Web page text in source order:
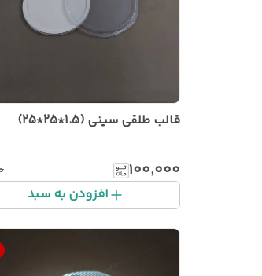
قالب طلقی سینی (1.5*25*25)
۱۰۰٬۰۰۰
افزودن به سبد